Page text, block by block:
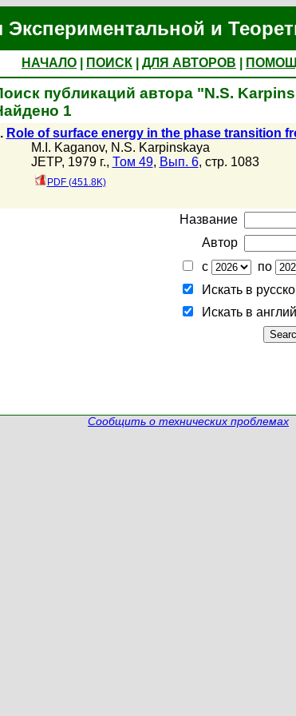
и
НАЧАЛО ПОИСК ДЛЯ АВТОРОВ
публикаций автора "N.S.
1
Role of surface energy in the phase transition
M.I. Kaganov, N.S. Karpinskaya
JETP, 1979 г., Том 49, Вып. 6, стр. 1083
PDF (451.8K)
Название
Автор
с
по
Искать в
Искать в
Сообщить о технических проблемах